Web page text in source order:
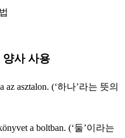
양사 사용
az asztalon. (‘하나’라는 뜻의
a boltban. (‘둘’이라는